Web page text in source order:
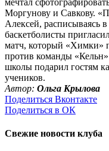
Моргунову и Савкову.
Алексей, расписываясь
баскетболисты
матч, который «Химки»
против команды
школы подарил гостям
учеников.
Автор: Ольга Крылова
Поделиться Вконтакте
Поделиться в ОК
Свежие новости клуба